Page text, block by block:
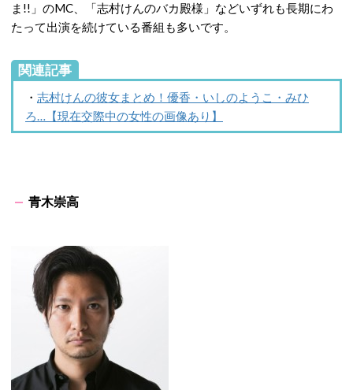
ま!!」のMC、「志村けんのバカ殿様」などいずれも長期にわ
たって出演を続けている番組も多いです。
関連記事
・ 志村けんの彼女まとめ！優香・いしのようこ・みひ
ろ…【現在交際中の女性の画像あり】
青木崇高